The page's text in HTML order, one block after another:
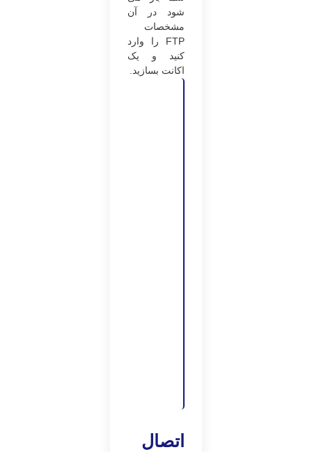
‌شود در آن
مشخصات
FTP را وارد
کنید و یک
اکانت بسازید.
اتصال